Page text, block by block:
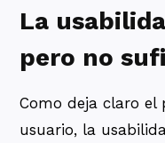
La
pero no
Como deja claro el
usuario, la